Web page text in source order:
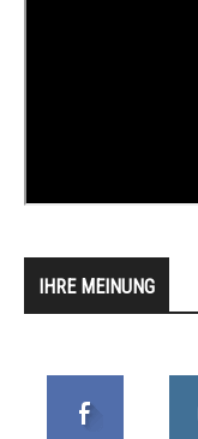
IHRE MEINUNG